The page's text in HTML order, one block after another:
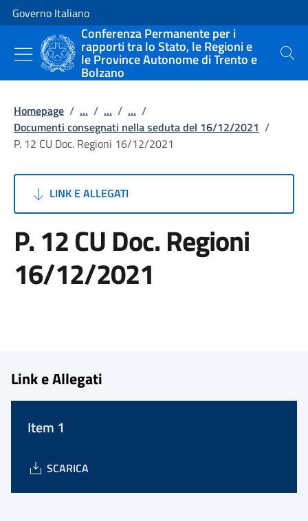
Vai al contenuto
Vai alla navigazione del sito
Governo Italiano
Conferenza Permanente per i
rapporti tra lo Stato, le Regioni e
le Province Autonome di Trento e
Bolzano
Cerca
Homepage / ... / ... / ... /
Documenti consegnati nella seduta del 16/12/2021 /
P. 12 CU Doc. Regioni 16/12/2021
LINK E ALLEGATI
P. 12 CU Doc. Regioni
16/12/2021
Link e Allegati
Item 1
SCARICA